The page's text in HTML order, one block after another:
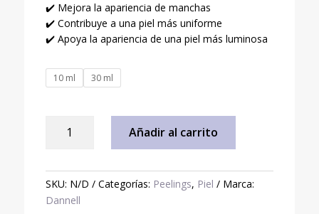
✔️ Mejora la apariencia de manchas
✔️ Contribuye a una piel más uniforme
✔️ Apoya la apariencia de una piel más luminosa
10 ml 30 ml
glicólico
facial
para
la
Añadir al carrito
SKU: N/D Categorías: Peelings, Piel
Marca:
Dannell